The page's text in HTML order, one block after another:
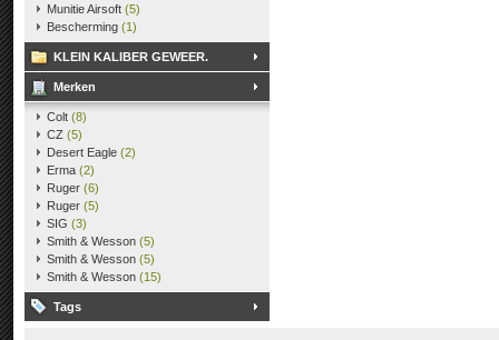
Munitie Airsoft (5)
Bescherming (1)
KLEIN KALIBER GEWEER.
Merken
Colt (8)
CZ (5)
Desert Eagle (2)
Erma (2)
Ruger (6)
Ruger (5)
SIG (3)
Smith & Wesson (5)
Smith & Wesson (5)
Smith & Wesson (15)
Tags